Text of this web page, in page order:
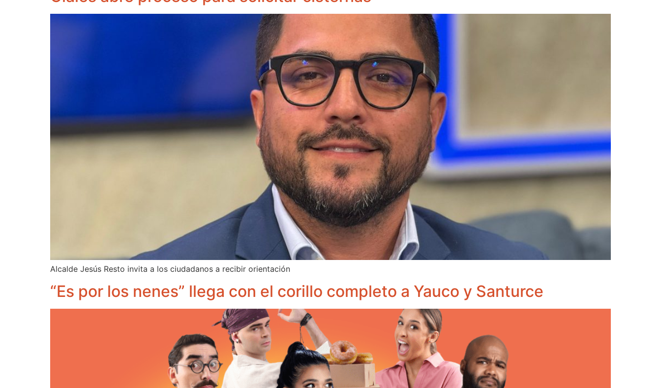
Alcalde Jesús Resto invita a los ciudadanos a recibir orientación
“Es por los nenes” llega con el corillo completo a Yauco y Santurce